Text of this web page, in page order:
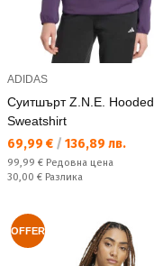
ADIDAS
Суитшърт Z.N.E. Hooded
Sweatshirt
Текуща цена:
69,99 € / 136,89 лв.
Редовна цена:
99,99 € Редовна цена
Спестявате:
30,00 € Разлика
OFFER